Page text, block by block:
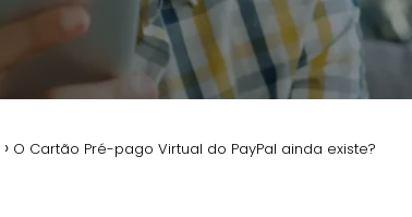
O Cartão Pré-pago Virtual do PayPal ainda existe?